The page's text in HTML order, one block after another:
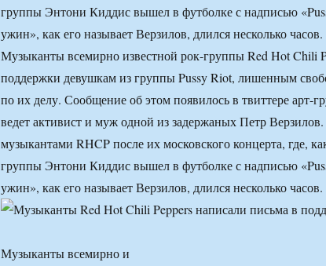
группы Энтони Киддис вышел в футболке с надписью
ужин», как его называет Верзилов, длился несколько часов.
Музыканты всемирно известной рок-группы Red Hot Chili
поддержки девушкам из группы Pussy Riot, лишенным
по их делу. Сообщение об этом появилось в твиттере арт-
ведет активист и муж одной из задержаных Петр
музыкантами RHCP после их московского концерта, где,
группы Энтони Киддис вышел в футболке с надписью
ужин», как его называет Верзилов, длился несколько часов.
Музыканты всемирно и